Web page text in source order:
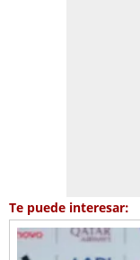
Te puede interesar: